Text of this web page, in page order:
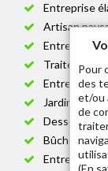
Entreprise
Artisan
Entreprise
Traitement
Entreprise
Jardinier
Bûcheron 87
Entretien
Pour
des
et/ou
de
(En